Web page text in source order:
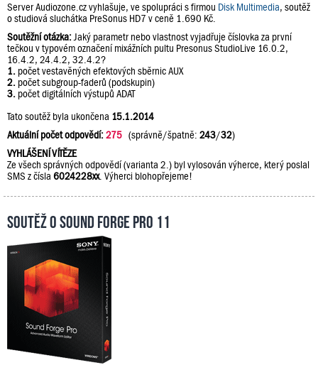
Server Audiozone.cz vyhlašuje, ve spolupráci s firmou Disk Multimedia, soutěž
o studiová sluchátka PreSonus HD7 v ceně 1.690 Kč.
Soutěžní otázka: Jaký parametr nebo vlastnost vyjadřuje číslovka za první
tečkou v typovém označení mixážních pultu Presonus StudioLive 16.0.2,
16.4.2, 24.4.2, 32.4.2?
1. počet vestavěných efektových sběrnic AUX
2. počet subgroup-faderů (podskupin)
3. počet digitálních výstupů ADAT
Tato soutěž byla ukončena 15.1.2014
Aktuální počet odpovědí:275 (správně/špatně: 243/32)
VYHLÁŠENÍ VÍTĚZE
Ze všech správných odpovědí (varianta 2.) byl vylosován výherce, který poslal
SMS z čísla 6024228xx. Výherci blohopřejeme!
Soutěž o Sound Forge Pro 11